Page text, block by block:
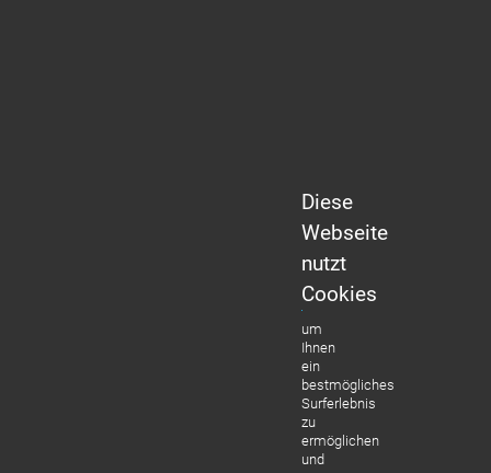
Diese
Webseite
nutzt
Cookies
um
Ihnen
ein
bestmögliches
Surferlebnis
zu
ermöglichen
und